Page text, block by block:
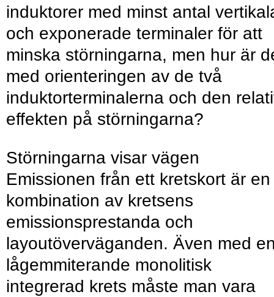
induktorer med minst antal
och exponerade terminaler för att
minska störningarna, men hur är
med orienteringen av de två
induktorterminalerna och den
effekten på störningarna?
Störningarna visar vägen
Emissionen från ett kretskort är en
kombination av kretsens
emissionsprestanda och
layoutöverväganden. Även med
lågemmi­terande monolitisk
integrerad krets måste man vara